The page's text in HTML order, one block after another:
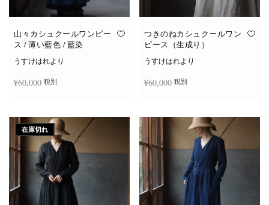
山々カシュクールワンピー
ス / 薄い藍色 / 藍染
うすけはれより
¥60,000 税別
つきのねカシュクールワン
ピース（生成り）
うすけはれより
¥60,000 税別
在庫切れ